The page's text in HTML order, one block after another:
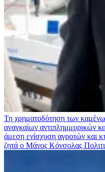
Τη χρηματοδότηση των
αναγκαίων αντιπλημμυρικών
άμεση ενίσχυση αγροτών και
ζητά ο Μάνος Κόνσολας